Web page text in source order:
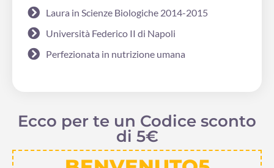
Laura in Scienze Biologiche 2014-2015
Università Federico II di Napoli
Perfezionata in nutrizione umana
Ecco per te un Codice sconto
di 5€